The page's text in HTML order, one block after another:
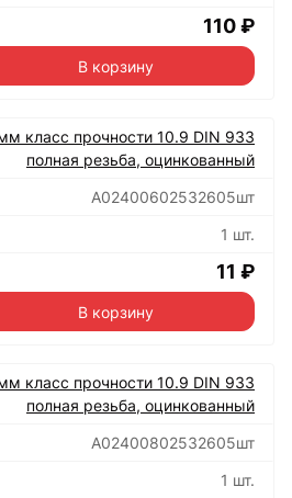
110 ₽
В корзину
класс прочности 10.9 DIN 933
полная резьба, оцинкованный
А02400602532605шт
1 шт.
11 ₽
В корзину
класс прочности 10.9 DIN 933
полная резьба, оцинкованный
А02400802532605шт
1 шт.